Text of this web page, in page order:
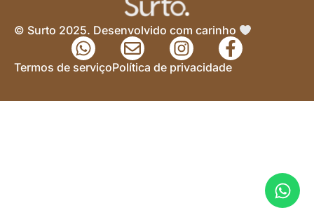
© Surto 2025. Desenvolvido com carinho
Termos de serviçoPolítica de privacidade